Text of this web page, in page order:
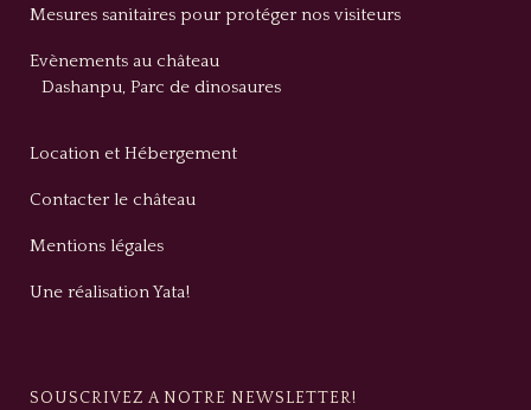
Mesures sanitaires pour protéger nos visiteurs
Evènements au château
Dashanpu, Parc de dinosaures
Location et Hébergement
Contacter le château
Mentions légales
Une réalisation Yata!
SOUSCRIVEZ A NOTRE NEWSLETTER!